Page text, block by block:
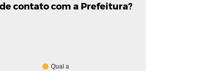
contato com a Prefeitura?
Qual a